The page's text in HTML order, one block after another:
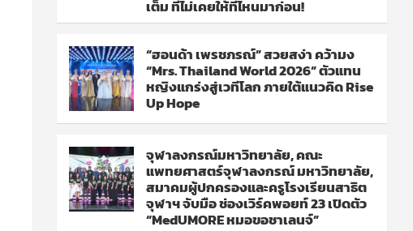
เต็ม ที่ไม่เคยให้ที่ไหนมาก่อน!
“ฮอนด้า เพรชภรณ์” สวยสง่า คว้ามง
“Mrs. Thailand World 2026” ตัวแทน
หญิงแกร่งสู่เวทีโลก ภายใต้แนวคิด Rise
Up Hope
จุฬาลงกรณ์มหาวิทยาลัย, คณะ
แพทยศาสตร์จุฬาลงกรณ์ มหาวิทยาลัย,
สมาคมผู้ปกครองและครูโรงเรียนสาธิต
จุฬาฯ จับมือ ช่องเวิร์คพอยท์ 23 เปิดตัว
“MedUMORE หมอขอชาเลนจ์”